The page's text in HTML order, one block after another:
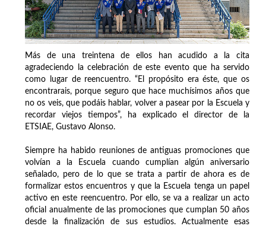
Más de una treintena de ellos han acudido a la cita
agradeciendo la celebración de este evento que ha servido
como lugar de reencuentro. “El propósito era éste, que os
encontrarais, porque seguro que hace muchísimos años que
no os veis, que podáis hablar, volver a pasear por la Escuela y
recordar viejos tiempos”, ha explicado el director de la
ETSIAE, Gustavo Alonso.
Siempre ha habido reuniones de antiguas promociones que
volvían a la Escuela cuando cumplían algún aniversario
señalado, pero de lo que se trata a partir de ahora es de
formalizar estos encuentros y que la Escuela tenga un papel
activo en este reencuentro. Por ello, se va a realizar un acto
oficial anualmente de las promociones que cumplan 50 años
desde la finalización de sus estudios. Actualmente esas